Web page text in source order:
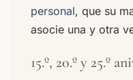
personal, que su
asocie una y otra
15.º, 20.º y 25.º